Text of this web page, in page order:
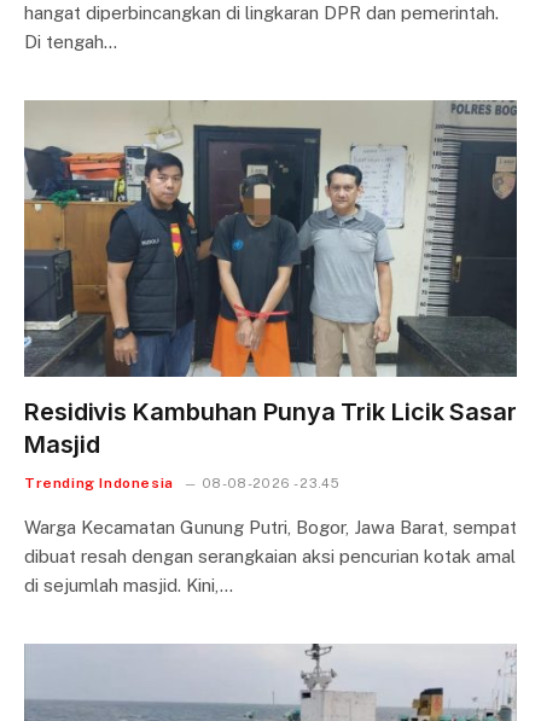
hangat diperbincangkan di lingkaran DPR dan pemerintah.
Di tengah…
Residivis Kambuhan Punya Trik Licik Sasar
Masjid
Trending Indonesia 08-08-2026 - 23.45
Warga Kecamatan Gunung Putri, Bogor, Jawa Barat, sempat
dibuat resah dengan serangkaian aksi pencurian kotak amal
di sejumlah masjid. Kini,…